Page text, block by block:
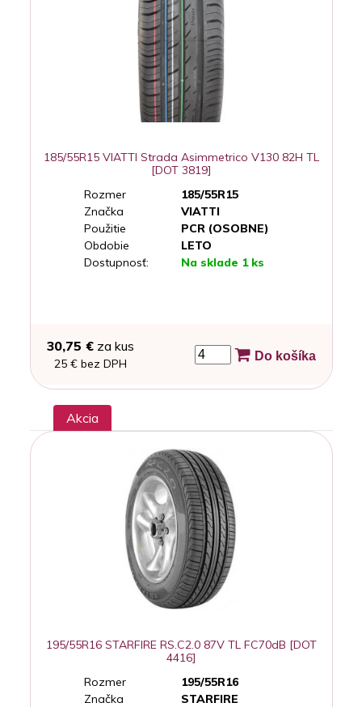
185/55R15 VIATTI Strada Asimmetrico V130 82H TL
[DOT 3819]
Rozmer
185/55R15
Značka
VIATTI
Použitie
PCR (OSOBNE)
Obdobie
LETO
Dostupnosť:
Na sklade 1 ks
30,75 €za kus
25 € bez DPH
Do košíka
Akcia
195/55R16 STARFIRE RS.C2.0 87V TL FC70dB [DOT
4416]
Rozmer
195/55R16
Značka
STARFIRE